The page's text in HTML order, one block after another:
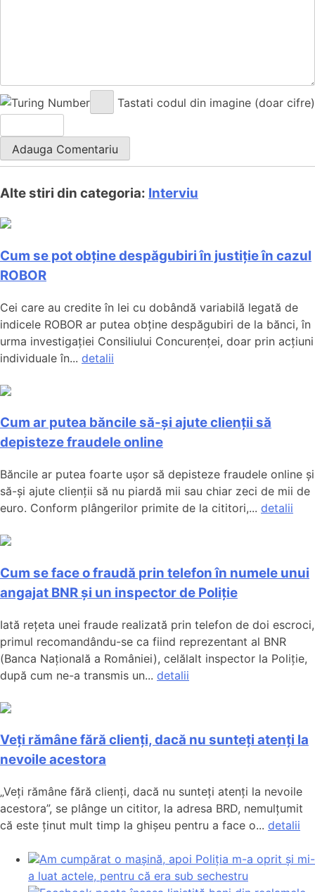
Tastati codul din imagine (doar cifre)
Alte stiri din categoria: Interviu
Cum se pot obține despăgubiri în justiție în cazul
ROBOR
Cei care au credite în lei cu dobândă variabilă legată de
indicele ROBOR ar putea obține despăgubiri de la bănci, în
urma investigației Consiliului Concurenței, doar prin acțiuni
individuale în... detalii
Cum ar putea băncile să-și ajute clienții să
depisteze fraudele online
Băncile ar putea foarte ușor să depisteze fraudele online și
să-și ajute clienții să nu piardă mii sau chiar zeci de mii de
euro. Conform plângerilor primite de la cititori,... detalii
Cum se face o fraudă prin telefon în numele unui
angajat BNR și un inspector de Poliție
Iată rețeta unei fraude realizată prin telefon de doi escroci,
primul recomandându-se ca fiind reprezentant al BNR
(Banca Națională a României), celălalt inspector la Poliție,
după cum ne-a transmis un... detalii
Veți rămâne fără clienți, dacă nu sunteți atenți la
nevoile acestora
„Veți rămâne fără clienți, dacă nu sunteți atenți la nevoile
acestora”, se plânge un cititor, la adresa BRD, nemulțumit
că este ținut mult timp la ghișeu pentru a face o... detalii
Am cumpărat o mașină, apoi Poliția m-a oprit și mi-
a luat actele, pentru că era sub sechestru